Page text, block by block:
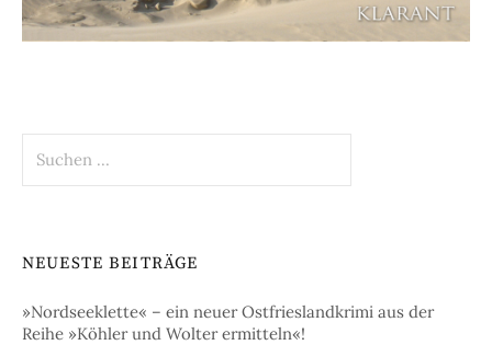
nach:
NEUESTE BEITRÄGE
»Nordseeklette« – ein neuer Ostfrieslandkrimi aus der
Reihe »Köhler und Wolter ermitteln«!